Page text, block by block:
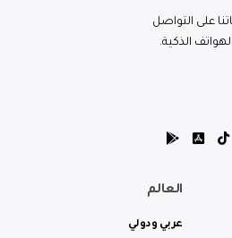
على التواصل
الذكية.
العالم
عربي ودولي